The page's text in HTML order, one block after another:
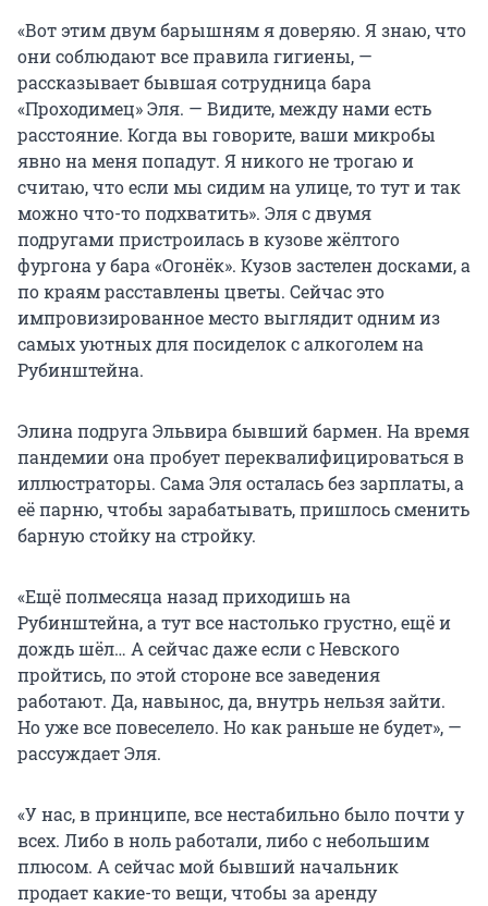
«Вот этим двум барышням я доверяю. Я знаю, что
они соблюдают все правила гигиены, —
рассказывает бывшая сотрудница бара
«Проходимец» Эля. — Видите, между нами есть
расстояние. Когда вы говорите, ваши микробы
явно на меня попадут. Я никого не трогаю и
считаю, что если мы сидим на улице, то тут и так
можно что-то подхватить». Эля с двумя
подругами пристроилась в кузове жёлтого
фургона у бара «Огонёк». Кузов застелен досками, а
по краям расставлены цветы. Сейчас это
импровизированное место выглядит одним из
самых уютных для посиделок с алкоголем на
Рубинштейна.
Элина подруга Эльвира бывший бармен. На время
пандемии она пробует переквалифицироваться в
иллюстраторы. Сама Эля осталась без зарплаты, а
её парню, чтобы зарабатывать, пришлось сменить
барную стойку на стройку.
«Ещё полмесяца назад приходишь на
Рубинштейна, а тут все настолько грустно, ещё и
дождь шёл… А сейчас даже если с Невского
пройтись, по этой стороне все заведения
работают. Да, навынос, да, внутрь нельзя зайти.
Но уже все повеселело. Но как раньше не будет», —
рассуждает Эля.
«У нас, в принципе, все нестабильно было почти у
всех. Либо в ноль работали, либо с небольшим
плюсом. А сейчас мой бывший начальник
продает какие-то вещи, чтобы за аренду